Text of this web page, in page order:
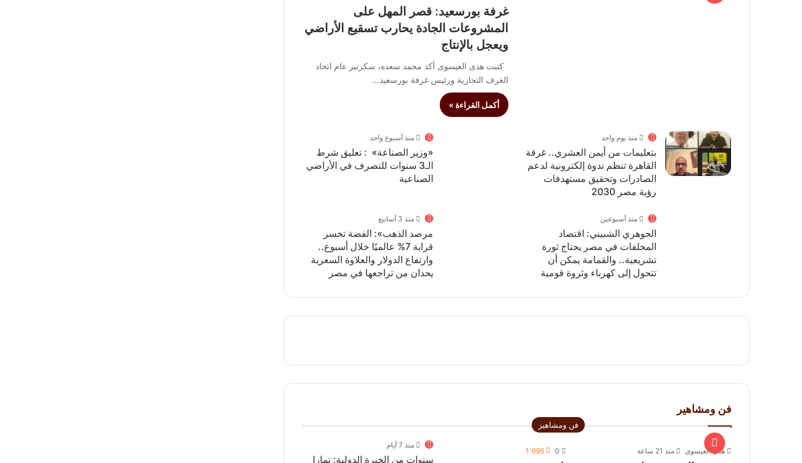
غرفة بورسعيد: قصر المهل على
المشروعات الجادة يحارب تسقيع الأراضي
ويعجل بالإنتاج
كتبت هدى العيسوى أكد محمد سعده، سكرتير عام اتحاد
الغرف التجارية ورئيس غرفة بورسعيد…
أكمل القراءة »
منذ يوم واحد
بتعليمات من أيمن العشري.. غرفة
القاهرة تنظم ندوة إلكترونية لدعم
الصادرات وتحقيق مستهدفات
رؤية مصر 2030
منذ أسبوع واحد
«وزير الصناعة» : تعليق شرط
الـ3 سنوات للتصرف في الأراضي
الصناعية
منذ أسبوعين
الجوهري الشبيني: اقتصاد
المخلفات في مصر يحتاج ثورة
تشريعية.. والقمامة يمكن أن
تتحول إلى كهرباء وثروة قومية
منذ 3 أسابيع
مرصد الذهب»: الفضة تخسر
قرابة 7% عالميًا خلال أسبوع..
وارتفاع الدولار والعلاوة السعرية
يحدان من تراجعها في مصر
فن ومشاهير
فن ومشاهير
هدى العيسوى منذ 21 ساعة 0 1٬695
منذ 7 أيام
سنوات من الخبرة الدولية: تمارا